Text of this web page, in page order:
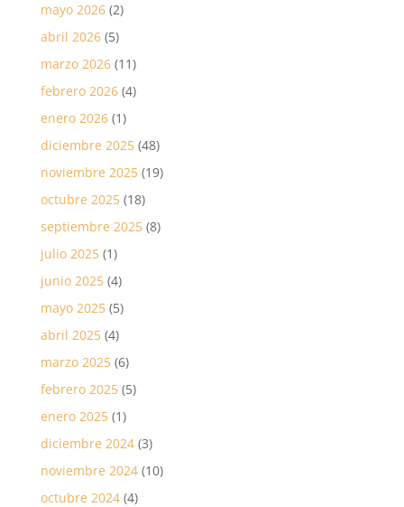
mayo 2026(2)
abril 2026(5)
marzo 2026(11)
febrero 2026(4)
enero 2026(1)
diciembre 2025(48)
noviembre 2025(19)
octubre 2025(18)
septiembre 2025(8)
julio 2025(1)
junio 2025(4)
mayo 2025(5)
abril 2025(4)
marzo 2025(6)
febrero 2025(5)
enero 2025(1)
diciembre 2024(3)
noviembre 2024(10)
octubre 2024(4)